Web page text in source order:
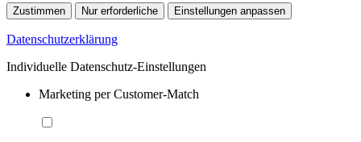
Zustimmen Nur erforderliche Einstellungen anpassen
Datenschutzerklärung
Individuelle Datenschutz-Einstellungen
Marketing per Customer-Match